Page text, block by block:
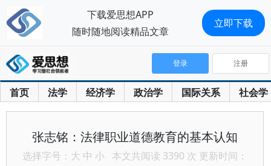
首页 法学 经济学 政治学 国际关系 社会学
登录 注册
张志铭：法律职业道德教育的基本认知
选择字号： 大 中 小 本文共阅读 3390 次 更新时间：
下载爱思想APP
随时随地阅读精品文章
立即下载